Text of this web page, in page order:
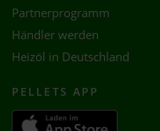
Partnerprogramm
Händler werden
Heizöl in Deutschland
PELLETS APP